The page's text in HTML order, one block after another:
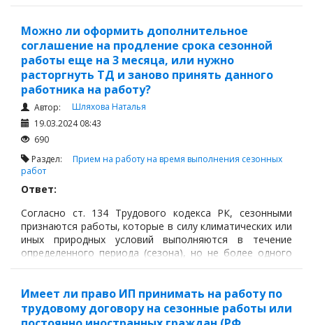
законодательные требования и ограничения.
Можно ли оформить дополнительное
соглашение на продление срока сезонной
работы еще на 3 месяца, или нужно
расторгнуть ТД и заново принять данного
работника на работу?
Автор:
Шляхова Наталья
19.03.2024 08:43
690
Раздел: Прием на работу на время выполнения сезонных
работ
Ответ:
Согласно ст. 134 Трудового кодекса РК, сезонными
признаются работы, которые в силу климатических или
иных природных условий выполняются в течение
определенного периода (сезона), но не более одного
года.
Имеет ли право ИП принимать на работу по
трудовому договору на сезонные работы или